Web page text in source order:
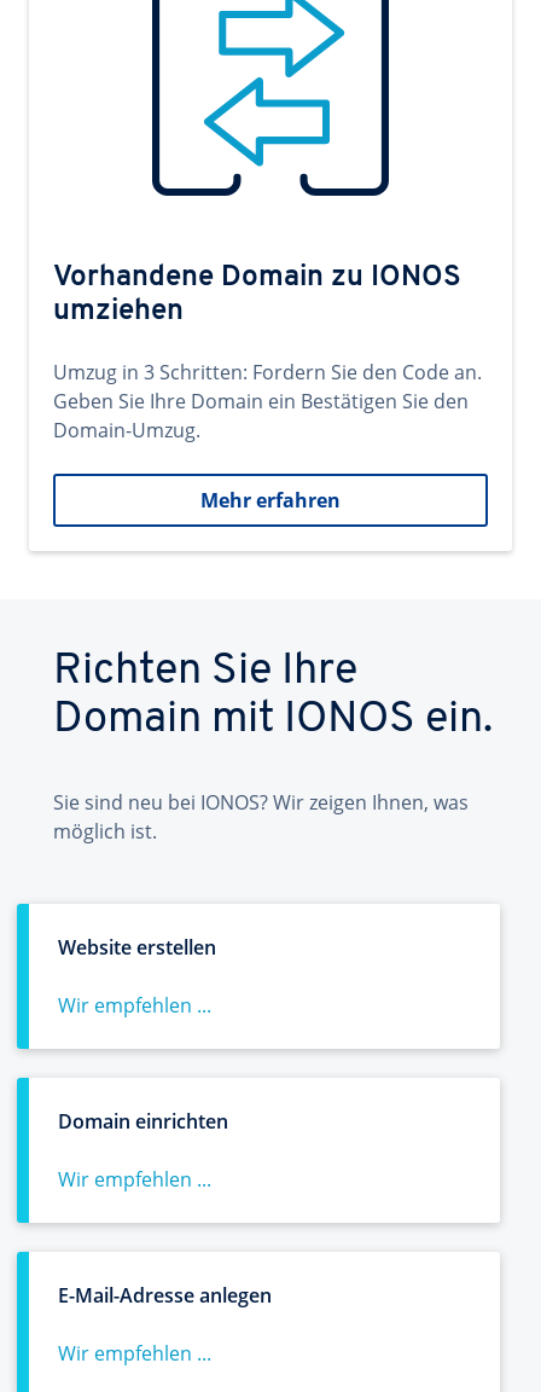
Vorhandene Domain zu IONOS
umziehen
Umzug in 3 Schritten: Fordern Sie den Code an.
Geben Sie Ihre Domain ein Bestätigen Sie den
Domain-Umzug.
Mehr erfahren
Richten Sie Ihre
Domain mit IONOS ein.
Sie sind neu bei IONOS? Wir zeigen Ihnen, was
möglich ist.
Website erstellen
Wir empfehlen ...
Domain einrichten
Wir empfehlen ...
E-Mail-Adresse anlegen
Wir empfehlen ...